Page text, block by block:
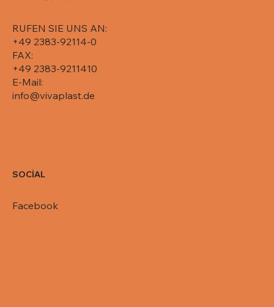
RUFEN SIE UNS AN:
+49 2383-92114-0
FAX:
+49 2383-9211410
E-Mail:
info@vivaplast.de
SOCİAL
Facebook